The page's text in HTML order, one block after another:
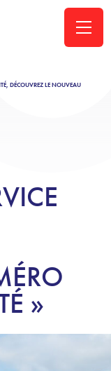
DÉCOUVREZ LE NOUVEAU
»